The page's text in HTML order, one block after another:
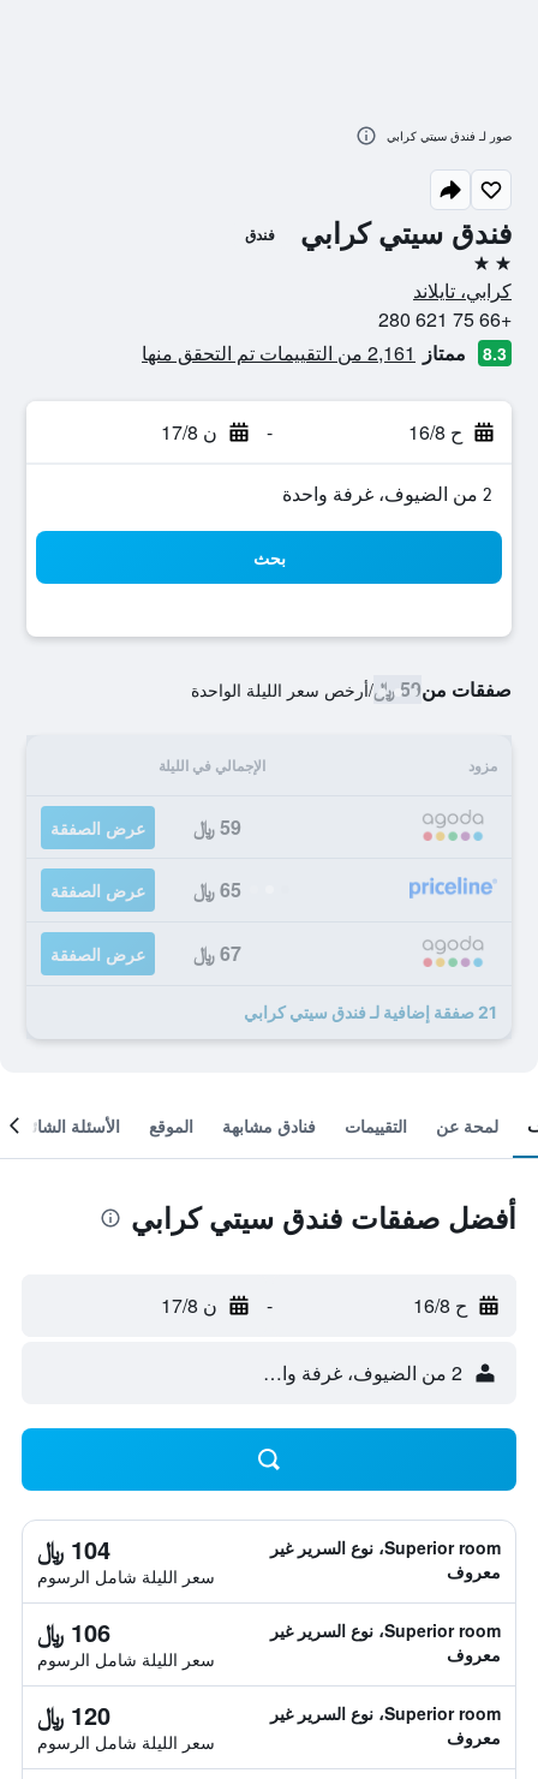
فندق سيتي كرابي فندق
2 نجمتين
كرابي، تايلاند
+66 75 621 280
8.3 ممتاز 2,161 من التقييمات تم التحقق منها
ح 16/8 - ن 17/8
2 من الضيوف، غرفة واحدة
بحث
صفقات من59 ﷼ /أرخص سعر الليلة الواحدة
مزود الإجمالي في الليلة
59 ﷼ عرض الصفقة
65 ﷼ عرض الصفقة
67 ﷼ عرض الصفقة
21 صفقة إضافية لـ فندق سيتي كرابي
صور لـ فندق سيتي كرابي
لمحة عن التقييمات فنادق مشابهة الموقع الأسئلة الشائعة
أفضل صفقات فندق سيتي كرابي
ح 16/8 - ن 17/8
2 من الضيوف، غرفة واحدة
Superior room، نوع السرير غير
معروف
104 ﷼
سعر الليلة شامل الرسوم
Superior room، نوع السرير غير
معروف
106 ﷼
سعر الليلة شامل الرسوم
Superior room، نوع السرير غير
معروف
120 ﷼
سعر الليلة شامل الرسوم